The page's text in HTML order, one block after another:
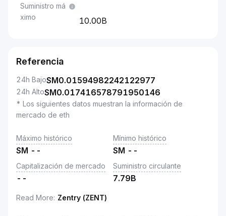
Suministro má
ximo
10.00B
Referencia
24h BajoSM0.01594982242122977
24h AltoSM0.017416578791950146
* Los siguientes datos muestran la información de
mercado de eth
Máximo histórico
SM --
Mínimo histórico
SM --
Capitalización de mercado
--
Suministro circulante
7.79B
Read More: Zentry (ZENT)